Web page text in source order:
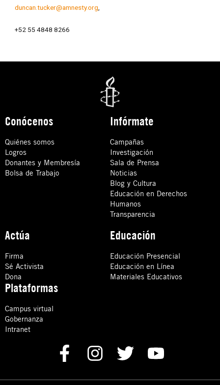
duncan.tucker@amnesty.org
+52 55 4848 8266
Conócenos
Quiénes somos
Logros
Donantes y Membresía
Bolsa de Trabajo
Infórmate
Campañas
Investigación
Sala de Prensa
Noticias
Blog y Cultura
Educación en Derechos
Humanos
Transparencia
Actúa
Firma
Sé Activista
Dona
Educación
Educación Presencial
Educación en Línea
Materiales Educativos
Plataformas
Campus virtual
Gobernanza
Intranet